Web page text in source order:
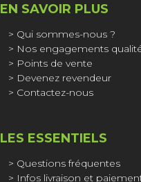
EN SAVOIR PLUS
Qui sommes-nous ?
Nos engagements
Points de vente
Devenez revendeur
Contactez-nous
LES ESSENTIELS
Questions fréquentes
Infos livraison et